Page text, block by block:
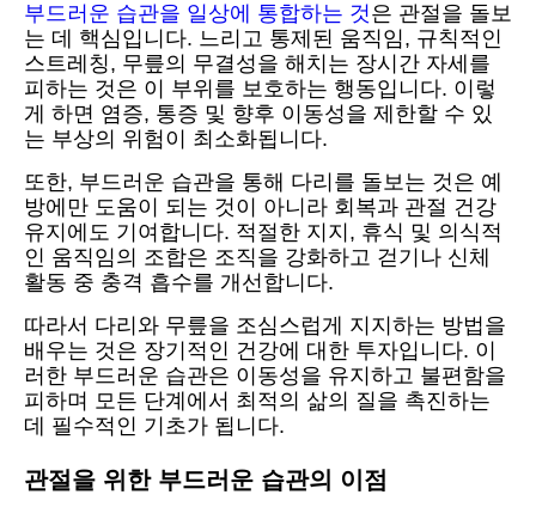
부드러운 습관을 일상에 통합하는 것은 관절을 돌보
는 데 핵심입니다. 느리고 통제된 움직임, 규칙적인
스트레칭, 무릎의 무결성을 해치는 장시간 자세를
피하는 것은 이 부위를 보호하는 행동입니다. 이렇
게 하면 염증, 통증 및 향후 이동성을 제한할 수 있
는 부상의 위험이 최소화됩니다.
또한, 부드러운 습관을 통해 다리를 돌보는 것은 예
방에만 도움이 되는 것이 아니라 회복과 관절 건강
유지에도 기여합니다. 적절한 지지, 휴식 및 의식적
인 움직임의 조합은 조직을 강화하고 걷기나 신체
활동 중 충격 흡수를 개선합니다.
따라서 다리와 무릎을 조심스럽게 지지하는 방법을
배우는 것은 장기적인 건강에 대한 투자입니다. 이
러한 부드러운 습관은 이동성을 유지하고 불편함을
피하며 모든 단계에서 최적의 삶의 질을 촉진하는
데 필수적인 기초가 됩니다.
관절을 위한 부드러운 습관의 이점